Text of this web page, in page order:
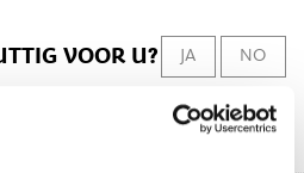
VOOR U? JA NO